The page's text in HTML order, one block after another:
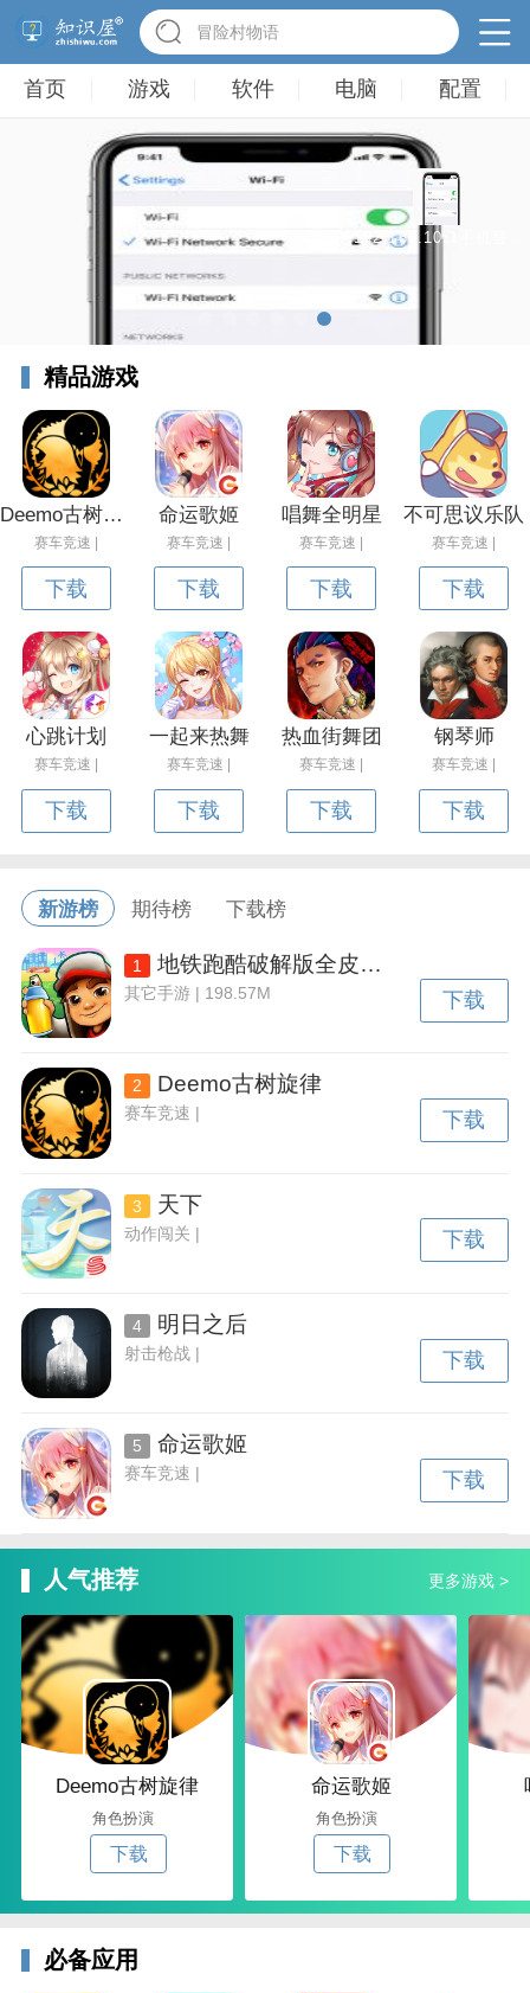
冒险村物语
首页 游戏 软件 电脑 配置
精品游戏
Deemo古树旋律
赛车竞速 |
下载
命运歌姬
赛车竞速 |
下载
唱舞全明星
赛车竞速 |
下载
不可思议乐队
赛车竞速 |
下载
心跳计划
赛车竞速 |
下载
一起来热舞
赛车竞速 |
下载
热血街舞团
赛车竞速 |
下载
钢琴师
赛车竞速 |
下载
新游榜 期待榜 下载榜
1 地铁跑酷破解版全皮肤全滑板全背饰下载v3.50.2 安卓内置功能菜单版
其它手游 | 198.57M 下载
2 Deemo古树旋律
赛车竞速 | 下载
3 天下
动作闯关 | 下载
4 明日之后
射击枪战 | 下载
5 命运歌姬
赛车竞速 | 下载
人气推荐 更多游戏 >
Deemo古树旋律
角色扮演
下载
命运歌姬
角色扮演
下载
必备应用